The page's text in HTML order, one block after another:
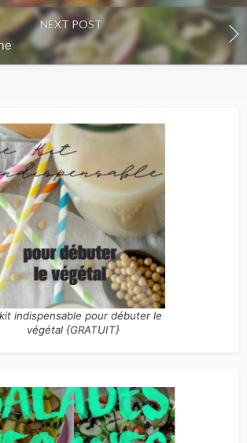
NEXT POST
indispensable pour débuter le
végétal {GRATUIT}